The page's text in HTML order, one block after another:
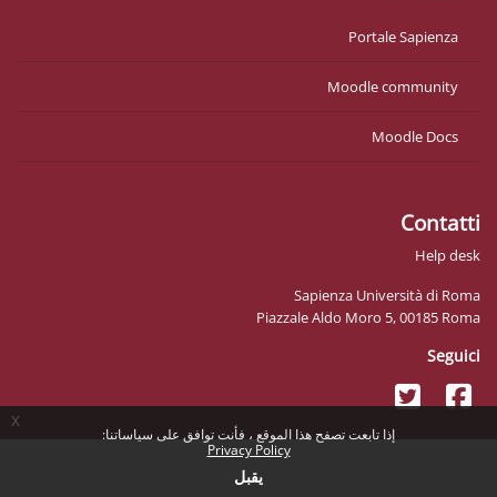
إذا تابعت تصفح هذا الموقع ، فأنت توافق على سياساتنا:
Privacy Policy
يقبل
x
Portale Sapienza
Moodle community
Moodle Docs
Contatti
Help desk
Sapienza Università di Roma
Piazzale Aldo Moro 5, 00185 Roma
Seguici